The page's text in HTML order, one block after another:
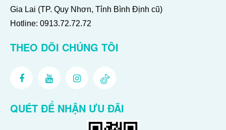
Gia Lai (TP. Quy Nhơn, Tỉnh Bình Định cũ)
Hotline: 0913.72.72.72
THEO DÕI CHÚNG TÔI
QUÉT ĐỂ NHẬN ƯU ĐÃI